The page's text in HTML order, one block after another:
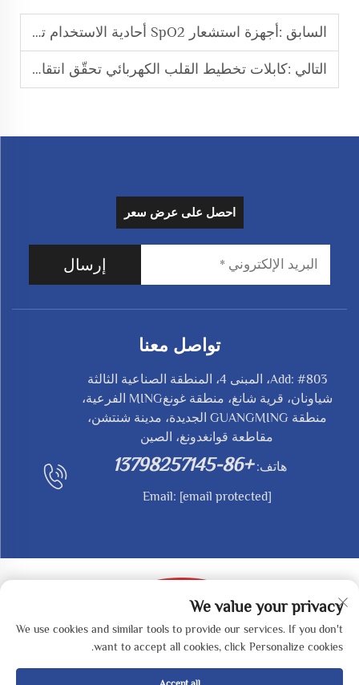
السابق : أجهزة استشعار SpO2 أحادية الاستخدام تقلل من مخاطر العدوى المتقاطعة في المستشفيات
التالي :كابلات تخطيط القلب الكهربائي تحقّق انتقالًا مستقرًّا للإشارات الكهربائية القلبية
احصل على عرض سعر
إرسال
تواصل معنا
Add: #803، المبنى 4، المنطقة الصناعية الثالثة
شياونان، قرية شانغ، منطقة غونغMING الفرعية،
منطقة GUANGMING الجديدة، مدينة شنتشن،
مقاطعة قوانغدونغ، الصين
هاتف: +86-13798257145
Email: [email protected]
حقوق النشر © 2025 بواسطة SHENZHEN REDY-MED
TECHNOLOGY CO.,LTD -
سياسة الخصوصية
We value your privacy
We use cookies and similar tools to provide our services. If you don't
want to accept all cookies, click Personalize cookies.